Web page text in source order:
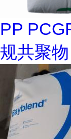
PP
规共聚物